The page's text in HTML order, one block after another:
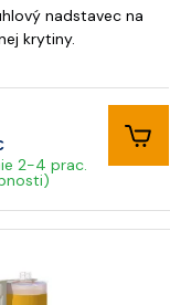
nadstavec na
krytiny.
2-4 prac.